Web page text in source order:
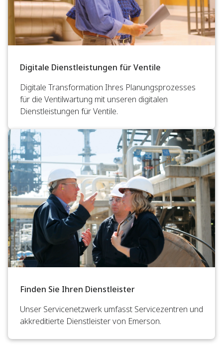
Digitale Dienstleistungen für Ventile
Digitale Transformation Ihres Planungsprozesses
für die Ventilwartung mit unseren digitalen
Dienstleistungen für Ventile.
Finden Sie Ihren Dienstleister
Unser Servicenetzwerk umfasst Servicezentren und
akkreditierte Dienstleister von Emerson.